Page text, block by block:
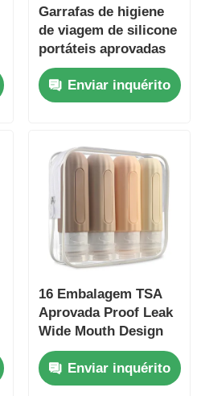
Garrafas de higiene
de viagem de silicone
portáteis aprovadas
pela TSA e à prova de
vazamento
Enviar inquérito
16 Embalagem TSA
Aprovada Proof Leak
Wide Mouth Design
Botão de Viagem de
Silicona Conjunto
com recipientes de
Enviar inquérito